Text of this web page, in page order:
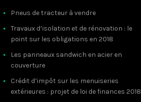
Pneus de tracteur à vendre
Travaux d’isolation et de rénovation : le
point sur les obligations en 2018
Les panneaux sandwich en acier en
couverture
Crédit d’impôt sur les menuiseries
extérieures : projet de loi de finances 2018